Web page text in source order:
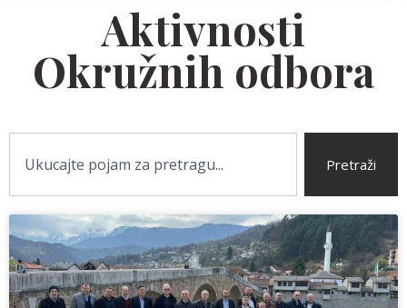
Aktivnosti
Okružnih odbora
Pretraži